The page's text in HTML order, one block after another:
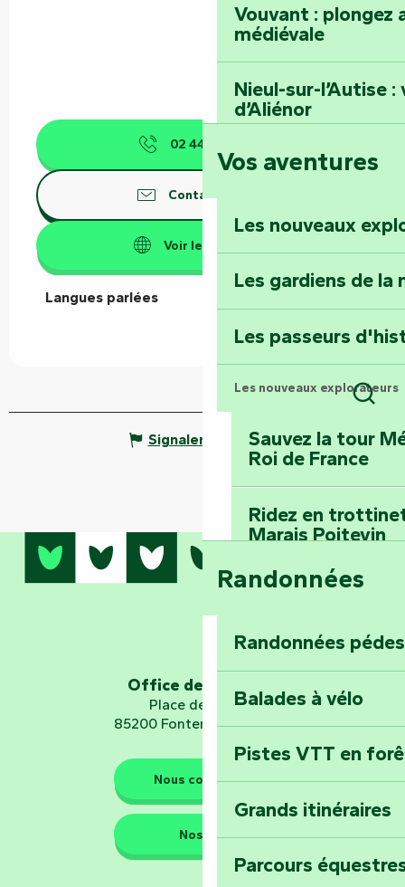
Vouvant : plongez
médiévale
Nieul-sur-l’Autise
d’Aliénor
Foussais-Payré :
Faymoreau :
épopée minière
Terre d’étoiles :
Vos aventures
Les nouveaux
Les gardiens de la
Les passeurs
Les nouveaux explorateurs
Sauvez la tour
Roi de France
Ridez en
Marais Poitevin
Embarquez pour
Explorez
d’orientation «
Les gardiens de la nature
Randonnées
Randonnées
Balades à vélo
Pistes VTT en
Grands itinéraires
Parcours
02 44 37 00
Contactez-nous
Voir les sites web
Langues parlées
Langues parlées
Signaler une erreur
Office de tourisme
Place de Verdun
85200 Fontenay-le-Comte
Nous contacter
Nos QG